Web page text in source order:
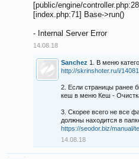
[public/engine/
[index.php:71] Base->run()
- Internal Server Error
14.08.18
Sanchez 1. В меню
http://skrinshoter.ru/i/
2. Если страницы ранее
кеш в меню Кеш -
3. Скорее всего не все
должны находится в
https://seodor.biz/manual/
14.08.18